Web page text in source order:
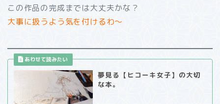
この作品の完成までは大丈夫かな？
大事に扱うよう気を付けるわ～
夢見る【ヒコーキ女子】の大切
な本。